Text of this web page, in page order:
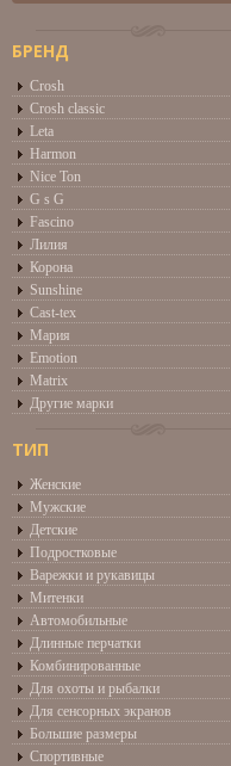
БРЕНД
Crosh
Crosh classic
Leta
Harmon
Nice Ton
G s G
Fascino
Лилия
Корона
Sunshine
Cast-tex
Мария
Emotion
Matrix
Другие марки
ТИП
Женские
Мужские
Детские
Подростковые
Варежки и рукавицы
Митенки
Автомобильные
Длинные перчатки
Комбинированные
Для охоты и рыбалки
Для сенсорных экранов
Большие размеры
Спортивные